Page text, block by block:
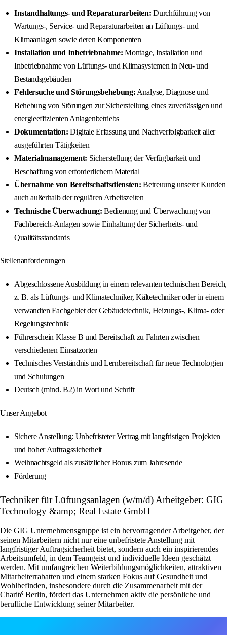
Instandhaltungs- und Reparaturarbeiten: Durchführung von
Wartungs-, Service- und Reparaturarbeiten an Lüftungs- und
Klimaanlagen sowie deren Komponenten
Installation und Inbetriebnahme: Montage, Installation und
Inbetriebnahme von Lüftungs- und Klimasystemen in Neu- und
Bestandsgebäuden
Fehlersuche und Störungsbehebung: Analyse, Diagnose und
Behebung von Störungen zur Sicherstellung eines zuverlässigen und
energieeffizienten Anlagenbetriebs
Dokumentation: Digitale Erfassung und Nachverfolgbarkeit aller
ausgeführten Tätigkeiten
Materialmanagement: Sicherstellung der Verfügbarkeit und
Beschaffung von erforderlichem Material
Übernahme von Bereitschaftsdiensten: Betreuung unserer Kunden
auch außerhalb der regulären Arbeitszeiten
Technische Überwachung: Bedienung und Überwachung von
Fachbereich-Anlagen sowie Einhaltung der Sicherheits- und
Qualitätsstandards
Stellenanforderungen
Abgeschlossene Ausbildung in einem relevanten technischen Bereich,
z. B. als Lüftungs- und Klimatechniker, Kältetechniker oder in einem
verwandten Fachgebiet der Gebäudetechnik, Heizungs-, Klima- oder
Regelungstechnik
Führerschein Klasse B und Bereitschaft zu Fahrten zwischen
verschiedenen Einsatzorten
Technisches Verständnis und Lernbereitschaft für neue Technologien
und Schulungen
Deutsch (mind. B2) in Wort und Schrift
Unser Angebot
Sichere Anstellung: Unbefristeter Vertrag mit langfristigen Projekten
und hoher Auftragssicherheit
Weihnachtsgeld als zusätzlicher Bonus zum Jahresende
Förderung
Techniker für Lüftungsanlagen (w/m/d) Arbeitgeber: GIG
Technology &amp; Real Estate GmbH
Die GIG Unternehmensgruppe ist ein hervorragender Arbeitgeber, der
seinen Mitarbeitern nicht nur eine unbefristete Anstellung mit
langfristiger Auftragsicherheit bietet, sondern auch ein inspirierendes
Arbeitsumfeld, in dem Teamgeist und individuelle Ideen geschätzt
werden. Mit umfangreichen Weiterbildungsmöglichkeiten, attraktiven
Mitarbeiterrabatten und einem starken Fokus auf Gesundheit und
Wohlbefinden, insbesondere durch die Zusammenarbeit mit der
Charité Berlin, fördert das Unternehmen aktiv die persönliche und
berufliche Entwicklung seiner Mitarbeiter.